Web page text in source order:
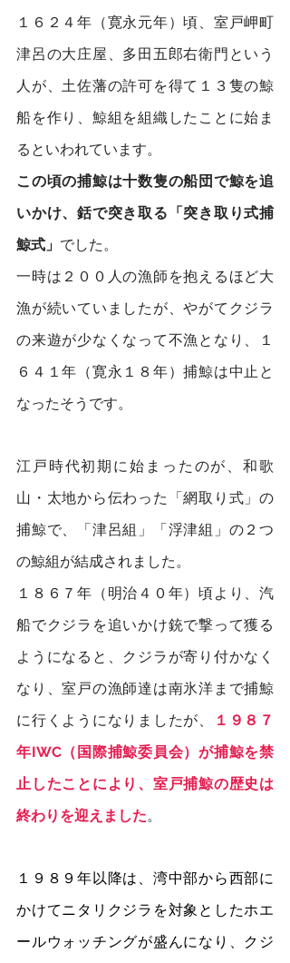
１６２４年（寛永元年）頃、室戸岬町
津呂の大庄屋、多田五郎右衛門という
人が、土佐藩の許可を得て１３隻の鯨
船を作り、鯨組を組織したことに始ま
るといわれています。
この頃の捕鯨は十数隻の船団で鯨を追
いかけ、銛で突き取る「突き取り式捕
鯨式」 でした。
一時は２００人の漁師を抱えるほど大
漁が続いていましたが、やがてクジラ
の来遊が少なくなって不漁となり、１
６４１年（寛永１８年）捕鯨は中止と
なったそうです。
江戸時代初期に始まったのが、和歌
山・太地から伝わった「網取り式」の
捕鯨で、「津呂組」「浮津組」の２つ
の鯨組が結成されました。
１８６７年（明治４０年）頃より、汽
船でクジラを追いかけ銃で撃って獲る
ようになると、クジラが寄り付かなく
なり、室戸の漁師達は南氷洋まで捕鯨
に行くようになりましたが、
１９８７
年IWC（国際捕鯨委員会）が捕鯨を禁
止したことにより、室戸捕鯨の歴史は
終わりを迎えました。
１９８９年以降は、湾中部から西部に
かけてニタリクジラを対象としたホエ
ールウォッチングが盛んになり、クジ